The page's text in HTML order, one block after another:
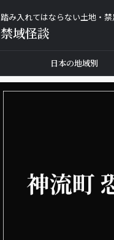
踏み入れてはならない土地・
禁域怪談
日本の地域別